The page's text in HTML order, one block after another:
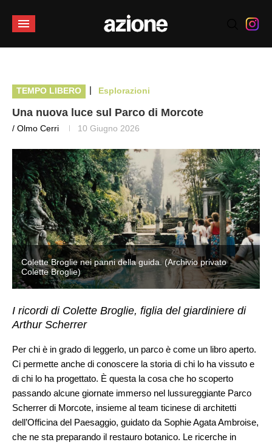
TEMPO LIBERO | Esplorazioni
Una nuova luce sul Parco di Morcote
/ Olmo Cerri 10 Giugno 2026
Colette Broglie nei panni della guida. (Archivio privato
Colette Broglie)
I ricordi di Colette Broglie, figlia del giardiniere di
Arthur Scherrer
Per chi è in grado di leggerlo, un parco è come un libro aperto.
Ci permette anche di conoscere la storia di chi lo ha vissuto e
di chi lo ha progettato. È questa la cosa che ho scoperto
passando alcune giornate immerso nel lussureggiante Parco
Scherrer di Morcote, insieme al team ticinese di architetti
dell’Officina del Paesaggio, guidato da Sophie Agata Ambroise,
che ne sta preparando il restauro botanico. Le ricerche in